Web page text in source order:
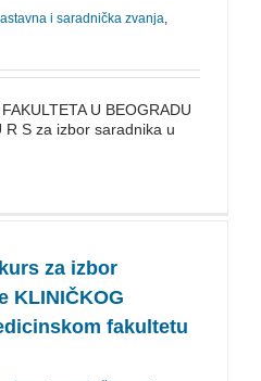
i saradnička zvanja,
U BEOGRADU
R S za izbor saradnika u
za izbor
KLINIČKOG
fakultetu